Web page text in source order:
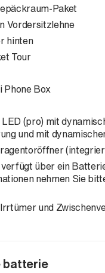
Paket
Vordersitzlehne
hinten
Tour
Phone Box
(pro) mit
und mit
verfügt über ein
nehmen Sie
und